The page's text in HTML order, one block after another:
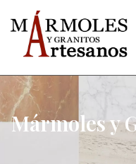
Mármoles y